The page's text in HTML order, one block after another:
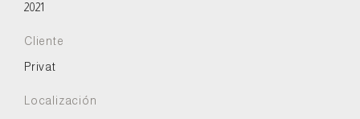
2021
Cliente
Privat
Localización